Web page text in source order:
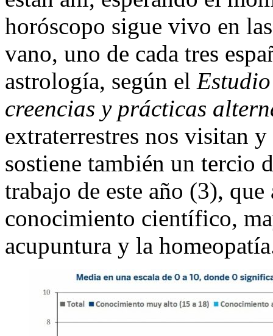
horóscopo sigue vivo en
vano, uno de cada tres
astrología, según el
creencias y prácticas
extraterrestres nos visitan
sostiene también un tercio
trabajo de este año (3),
conocimiento científico,
acupuntura y la